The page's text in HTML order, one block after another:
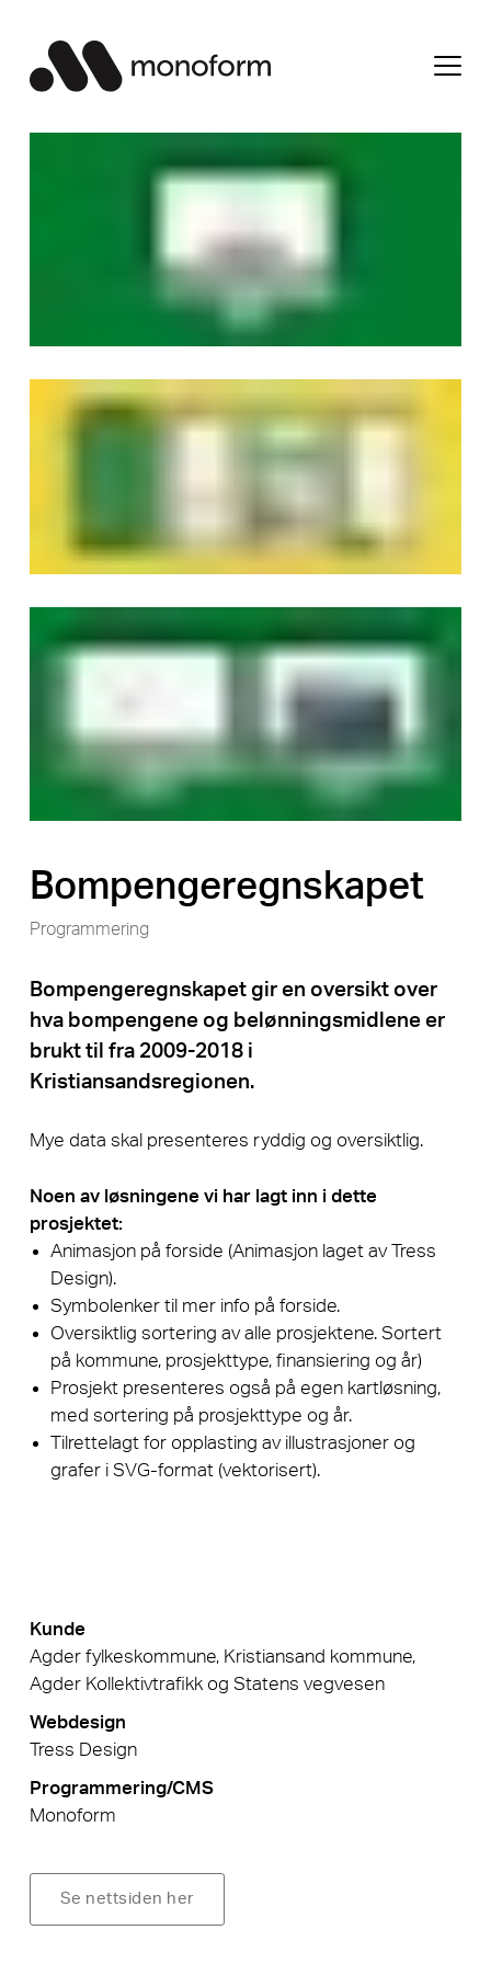
Bompengeregnskapet
Programmering
Bompengeregnskapet gir en oversikt over
hva bompengene og belønningsmidlene er
brukt til fra 2009-2018 i
Kristiansandsregionen.
Mye data skal presenteres ryddig og oversiktlig.
Noen av løsningene vi har lagt inn i dette
prosjektet:
Animasjon på forside (Animasjon laget av Tress
Design).
Symbolenker til mer info på forside.
Oversiktlig sortering av alle prosjektene. Sortert
på kommune, prosjekttype, finansiering og år)
Prosjekt presenteres også på egen kartløsning,
med sortering på prosjekttype og år.
Tilrettelagt for opplasting av illustrasjoner og
grafer i SVG-format (vektorisert).
Kunde
Agder fylkeskommune, Kristiansand kommune,
Agder Kollektivtrafikk og Statens vegvesen
Webdesign
Tress Design
Programmering/CMS
Monoform
Se nettsiden her